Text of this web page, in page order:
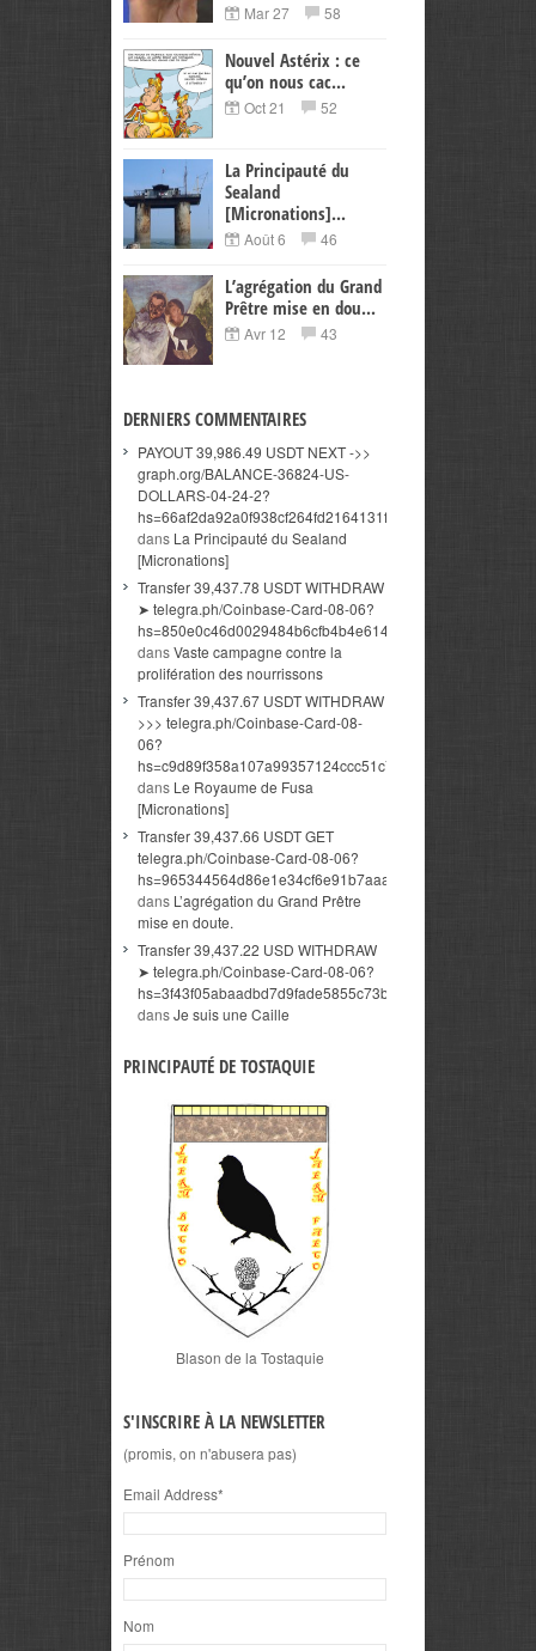
Mar 27 58
Nouvel Astérix : ce
qu’on nous cac...
Oct 21 52
La Principauté du
Sealand
[Micronations]...
Août 6 46
L’agrégation du Grand
Prêtre mise en dou...
Avr 12 43
DERNIERS COMMENTAIRES
PAYOUT 39,986.49 USDT NEXT ->>
graph.org/BALANCE-36824-US-
DOLLARS-04-24-2?
hs=66af2da92a0f938cf264fd2164131ff9&
dans La Principauté du Sealand
[Micronations]
Transfer 39,437.78 USDT WITHDRAW
➤ telegra.ph/Coinbase-Card-08-06?
hs=850e0c46d0029484b6cfb4b4e614a3c5&
dansVaste campagne contre la
prolifération des nourrissons
Transfer 39,437.67 USDT WITHDRAW
>>> telegra.ph/Coinbase-Card-08-
06?
hs=c9d89f358a107a99357124ccc51c7b34&
dans Le Royaume de Fusa
[Micronations]
Transfer 39,437.66 USDT GET
telegra.ph/Coinbase-Card-08-06?
hs=965344564d86e1e34cf6e91b7aaaa374&
dans L’agrégation du Grand Prêtre
mise en doute.
Transfer 39,437.22 USD WITHDRAW
➤ telegra.ph/Coinbase-Card-08-06?
hs=3f43f05abaadbd7d9fade5855c73beb0&
dansJe suis une Caille
PRINCIPAUTÉ DE TOSTAQUIE
Blason de la Tostaquie
S'INSCRIRE À LA NEWSLETTER
(promis, on n'abusera pas)
Email Address*
Prénom
Nom